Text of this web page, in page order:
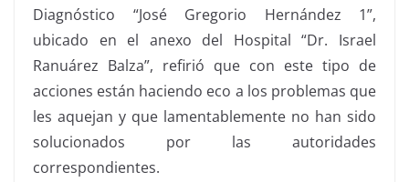
Diagnóstico “José Gregorio Hernández 1”,
ubicado en el anexo del Hospital “Dr. Israel
Ranuárez Balza”, refirió que con este tipo de
acciones están haciendo eco a los problemas que
les aquejan y que lamentablemente no han sido
solucionados por las autoridades
correspondientes.